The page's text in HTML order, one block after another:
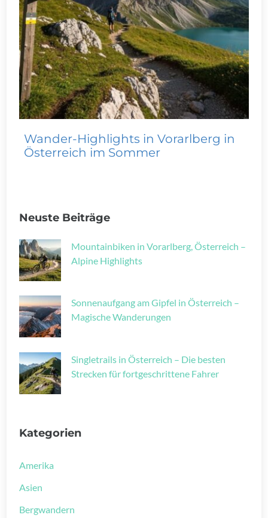
Wander-Highlights in Vorarlberg in
Österreich im Sommer
Neuste Beiträge
Mountainbiken in Vorarlberg, Österreich –
Alpine Highlights
Sonnenaufgang am Gipfel in Österreich –
Magische Wanderungen
Singletrails in Österreich – Die besten
Strecken für fortgeschrittene Fahrer
Kategorien
Amerika
Asien
Bergwandern